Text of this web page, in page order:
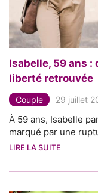
Isabelle, 59 ans :
liberté retrouvée
Couple 29 juillet
À 59 ans, Isabelle
marqué par une
LIRE LA SUITE